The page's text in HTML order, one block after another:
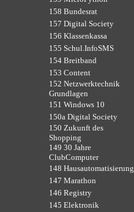
158 Bundesrat
157 Digital Society
156 Klassenkassa
155 Schul.InfoSMS
154 Breitband
153 Content
152 Netzwerktechnik
Grundlagen
151 Windows 10
150a Digital Society
150 Zukunft des
Shopping
149 30 Jahre
ClubComputer
148 Hausautomatisierung
147 Marathon
146 Registry
145 Elektronik